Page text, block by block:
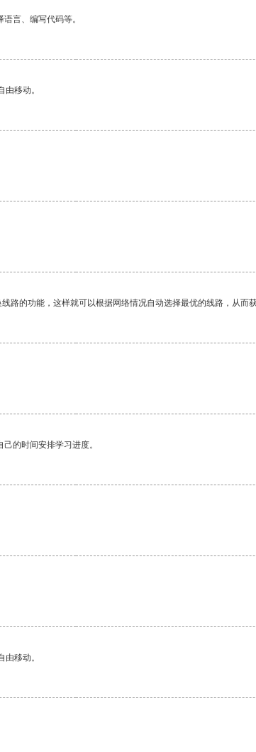
言、编写代码等。
移动。
的功能，这样就可以根据网络情况自动选择最优的线路，从而
的时间安排学习进度。
移动。